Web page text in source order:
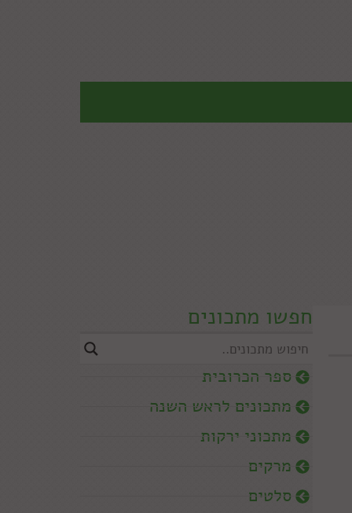
חפשו מתכונים
ספר הכרובית
מתכונים לראש השנה
מתכוני ירקות
מרקים
סלטים